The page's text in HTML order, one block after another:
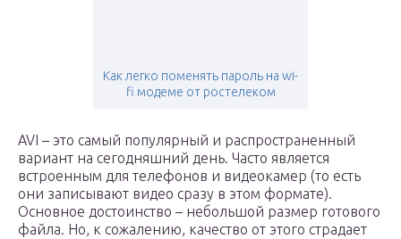
Как легко поменять пароль на wi-
fi модеме от ростелеком
AVI – это самый популярный и распространенный
вариант на сегодняшний день. Часто является
встроенным для телефонов и видеокамер (то есть
они записывают видео сразу в этом формате).
Основное достоинство – небольшой размер готового
файла. Но, к сожалению, качество от этого страдает